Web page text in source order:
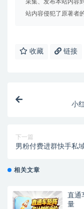
采集、发布本站内容
站内容侵犯了原著者
收藏 链接
小
下一篇
男粉付费进群快手私
相关文章
直通
量